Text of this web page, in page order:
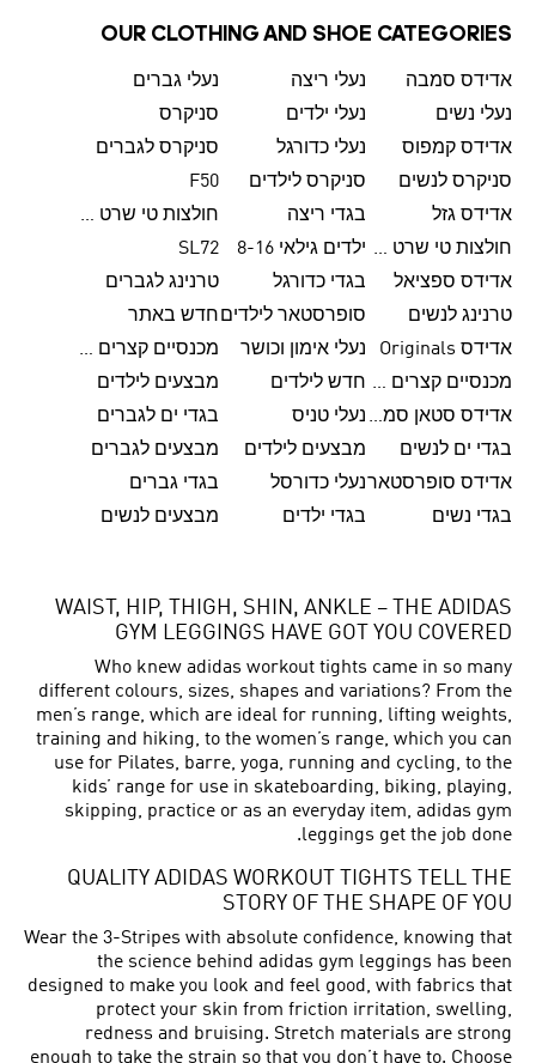
OUR CLOTHING AND SHOE CATEGORIES
אדידס סמבה נעלי ריצה
נעלי גברים
נעלי נשים
נעלי ילדים
סניקרס
אדידס קמפוס
נעלי כדורגל
סניקרס לגברים
סניקרס לנשים
סניקרס לילדים
F50
אדידס גזל
בגדי ריצה
חולצות טי שרט לגברים
חולצות טי שרט לנשים ילדים גילאי 8-16
SL72
אדידס ספציאל
בגדי כדורגל
טרנינג לגברים
טרנינג לנשים
סופרסטאר לילדים חדש באתר
אדידס Originals
נעלי אימון וכושר
מכנסיים קצרים לגברים
מכנסיים קצרים לנשים חדש לילדים
מבצעים לילדים
אדידס סטאן סמית' נעלי טניס
בגדי ים לגברים
בגדי ים לנשים
מבצעים לילדים
מבצעים לגברים
אדידס סופרסטארנעלי כדורסל
בגדי גברים
בגדי נשים
בגדי ילדים מבצעים לנשים
WAIST, HIP, THIGH, SHIN, ANKLE – THE ADIDAS
GYM LEGGINGS HAVE GOT YOU COVERED
Who knew adidas workout tights came in so many
different colours, sizes, shapes and variations? From the
men’s range, which are ideal for running, lifting weights,
training and hiking, to the women’s range, which you can
use for Pilates, barre, yoga, running and cycling, to the
kids’ range for use in skateboarding, biking, playing,
skipping, practice or as an everyday item, adidas gym
leggings get the job done.
QUALITY ADIDAS WORKOUT TIGHTS TELL THE
STORY OF THE SHAPE OF YOU
Wear the 3-Stripes with absolute confidence, knowing that
the science behind adidas gym leggings has been
designed to make you look and feel good, with fabrics that
protect your skin from friction irritation, swelling,
redness and bruising. Stretch materials are strong
enough to take the strain so that you don’t have to. Choose